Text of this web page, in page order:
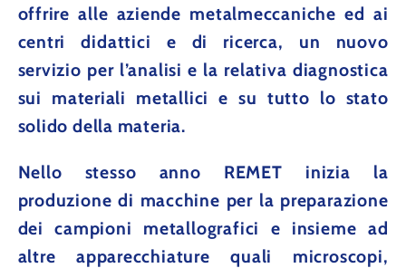
offrire alle aziende metalmeccaniche ed ai
centri didattici e di ricerca, un nuovo
servizio per l’analisi e la relativa diagnostica
sui materiali metallici e su tutto lo stato
solido della materia.
Nello stesso anno REMET inizia la
produzione di macchine per la preparazione
dei campioni metallografici e insieme ad
altre apparecchiature quali microscopi,